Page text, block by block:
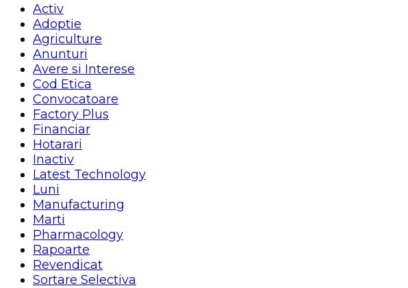
Activ
Adoptie
Agriculture
Anunturi
Avere si Interese
Cod Etica
Convocatoare
Factory Plus
Financiar
Hotarari
Inactiv
Latest Technology
Luni
Manufacturing
Marti
Pharmacology
Rapoarte
Revendicat
Sortare Selectiva